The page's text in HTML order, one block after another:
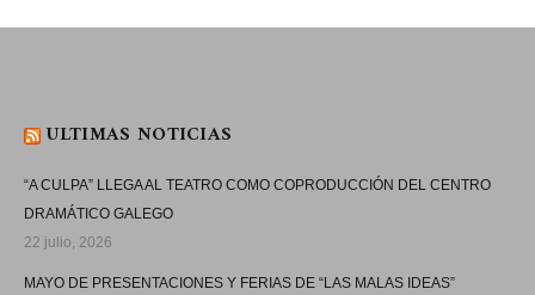
ULTIMAS NOTICIAS
“A CULPA” LLEGA AL TEATRO COMO COPRODUCCIÓN DEL CENTRO
DRAMÁTICO GALEGO
22 julio, 2026
MAYO DE PRESENTACIONES Y FERIAS DE “LAS MALAS IDEAS”